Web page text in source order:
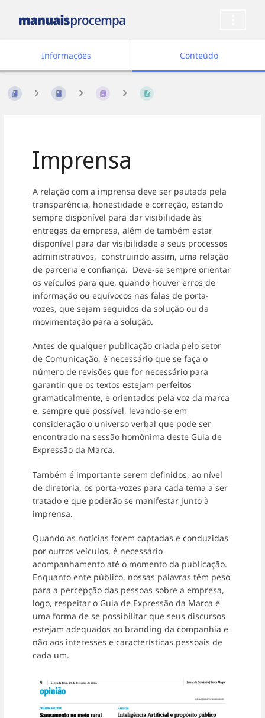
Informações Conteúdo
Imprensa
A relação com a imprensa deve ser pautada pela
transparência, honestidade e correção, estando
sempre disponível para dar visibilidade às
entregas da empresa, além de também estar
disponível para dar visibilidade a seus processos
administrativos, construindo assim, uma relação
de parceria e confiança. Deve-se sempre orientar
os veículos para que, quando houver erros de
informação ou equívocos nas falas de porta-
vozes, que sejam seguidos da solução ou da
movimentação para a solução.
Antes de qualquer publicação criada pelo setor
de Comunicação, é necessário que se faça o
número de revisões que for necessário para
garantir que os textos estejam perfeitos
gramaticalmente, e orientados pela voz da marca
e, sempre que possível, levando-se em
consideração o universo verbal que pode ser
encontrado na sessão homônima deste Guia de
Expressão da Marca.
Também é importante serem definidos, ao nível
de diretoria, os porta-vozes para cada tema a ser
tratado e que poderão se manifestar junto à
imprensa.
Quando as notícias forem captadas e conduzidas
por outros veículos, é necessário
acompanhamento até o momento da publicação.
Enquanto ente público, nossas palavras têm peso
para a percepção das pessoas sobre a empresa,
logo, respeitar o Guia de Expressão da Marca é
uma forma de se possibilitar que seus discursos
estejam adequados ao branding da companhia e
não aos interesses e características pessoais de
cada um.